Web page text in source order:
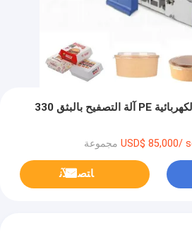
آلة طلاء ورقة التسخين الكهربائية PE آلة التصفيح بالبثق 330
ﺎﺘﺼﻟ ﺍﻶﻧ